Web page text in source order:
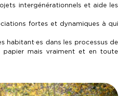
intergénérationnels et aide les
fortes et dynamiques à qui
habitant·es dans les processus de
papier mais vraiment et en toute